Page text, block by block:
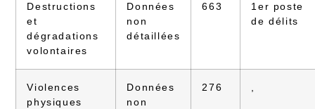
Destructions
et
dégradations
volontaires
Données
non
détaillées
663
1er poste
de délits
Violences
physiques
Données
non
276 ,